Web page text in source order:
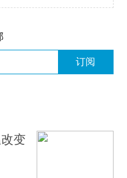
订阅
变